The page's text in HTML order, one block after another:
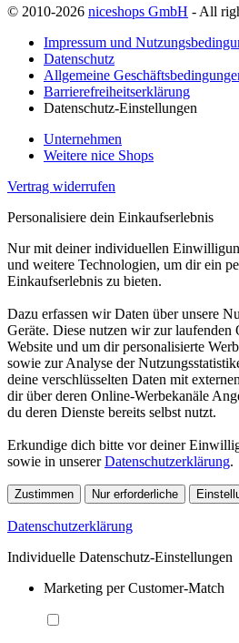
© 2010-2026 niceshops GmbH - All
Impressum und
Datenschutz
Allgemeine
Barrierefreiheitserklärung
Datenschutz-Einstellungen
Unternehmen
Weitere nice Shops
Vertrag widerrufen
Personalisiere dein Einkaufserlebnis
Nur mit deiner individuellen
und weitere Technologien, um dir ein
Einkaufserlebnis zu bieten.
Dazu erfassen wir Daten über unsere
Geräte. Diese nutzen wir zur laufenden
Website und um dir personalisierte
sowie zur Analyse der
deine verschlüsselten Daten mit
dir über deren Online-Werbekanäle
du deren Dienste bereits selbst nutzt.
Erkundige dich bitte vor deiner
sowie in unsererDatenschutzerklärung.
Zustimmen Nur erforderliche
Datenschutzerklärung
Individuelle Datenschutz-Einstellungen
Marketing per Customer-Match